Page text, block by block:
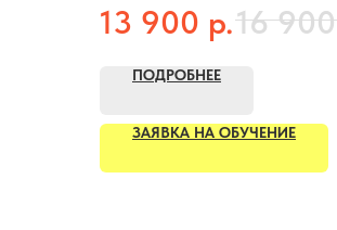
13 900 р.16 900
ПОДРОБНЕЕ
ЗАЯВКА НА ОБУЧЕНИЕ